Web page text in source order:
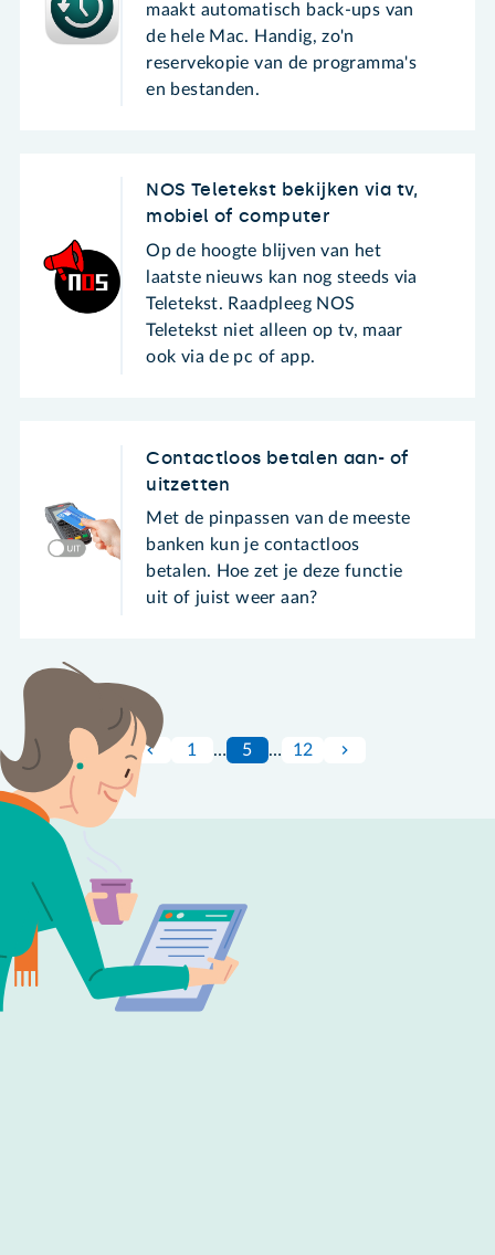
maakt automatisch back-ups van
de hele Mac. Handig, zo'n
reservekopie van de programma's
en bestanden.
NOS Teletekst bekijken via tv,
mobiel of computer
Op de hoogte blijven van het
laatste nieuws kan nog steeds via
Teletekst. Raadpleeg NOS
Teletekst niet alleen op tv, maar
ook via de pc of app.
Contactloos betalen aan- of
uitzetten
Met de pinpassen van de meeste
banken kun je contactloos
betalen. Hoe zet je deze functie
uit of juist weer aan?
1 … 5 … 12